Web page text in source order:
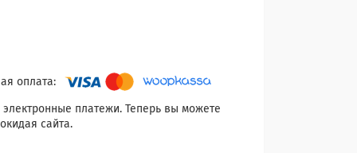
платежи. Теперь вы можете
сайта.